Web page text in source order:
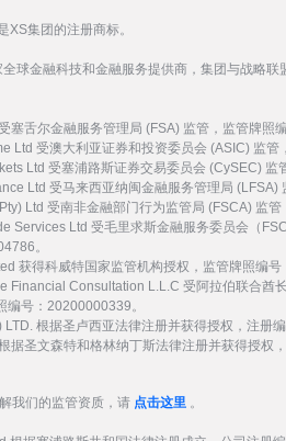
XS集团的注册商标。
球金融科技和金融服务提供商，集团与战略
塞舌尔金融服务管理局 (FSA) 监管，监管牌照
Ltd 受澳大利亚证券和投资委员会 (ASIC) 监
Ltd 受塞浦路斯证券交易委员会 (CySEC) 监
Ltd 受马来西亚纳闽金融服务管理局
Ltd 受南非金融部门行为监管局 (FSCA) 监
Services Ltd 受毛里求斯金融服务委员会（
。
获得科威特国家监管机构授权，监管牌照编
Financial Consultation L.L.C 受阿拉伯联合酋
编号：20200000339。
LTD. 根据圣卢西亚法律注册并获得授权，注册
据圣文森特和格林纳丁斯法律注册并获得授权
我们的监管资质，请 点击这里 。